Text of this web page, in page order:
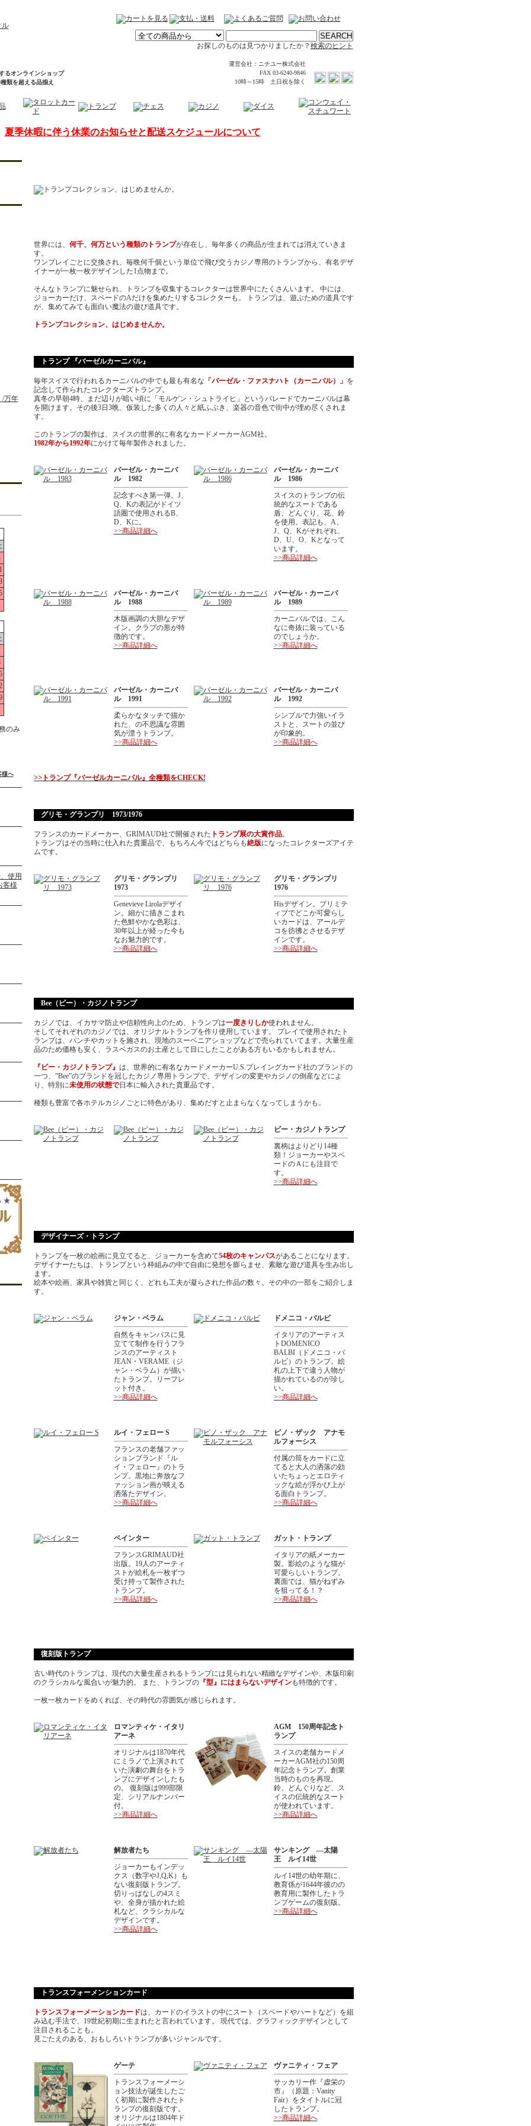
お探しのものは見つかりましたか？ 検索のヒント
運営会社：ニチユー株式会社
FAX 03-6240-9846
10時～15時 土日祝を除く
るオンラインショップ
類を超える品揃え
夏季休暇に伴う休業のお知らせと配送スケジュールについて
/万年
のみ
様へ
世界には、 何千、何万という種類のトランプが存在し、毎年多くの商品が生まれては消えていきま
す。
ワンプレイごとに交換され、毎晩何千個という単位で飛び交うカジノ専用のトランプから、有名デザ
イナーが一枚一枚デザインした1点物まで。
そんなトランプに魅せられ、トランプを収集するコレクターは世界中にたくさんいます。 中には、
ジョーカーだけ、スペードのAだけを集めたりするコレクターも。 トランプは、遊ぶための道具です
が、集めてみても面白い魔法の遊び道具です。
トランプコレクション、はじめませんか。
トランプ 『バーゼルカーニバル』
毎年スイスで行われるカーニバルの中でも最も有名な 「バーゼル・ファスナハト（カーニバル）」 を
記念して作られたコレクターズトランプ。
真冬の早朝4時、まだ辺りが暗い頃に「モルゲン・シュトライヒ」というパレードでカーニバルは幕
を開けます。その後3日3晩、仮装した多くの人々と紙ふぶき、楽器の音色で街中が埋め尽くされま
す。
このトランプの製作は、スイスの世界的に有名なカードメーカーAGM社。
1982年から1992年にかけて毎年製作されました。
バーゼル・カーニバ
ル 1982
記念すべき第一弾。J、
Q、Kの表記がドイツ
語圏で使用されるB、
D、Kに。
>>商品詳細へ
バーゼル・カーニバ
ル 1986
スイスのトランプの伝
統的なスートである
盾、どんぐり、花、鈴
を使用。表記も、A、
J、Q、Kがそれぞれ、
D、U、O、Kとなって
います。
>>商品詳細へ
バーゼル・カーニバ
ル 1988
木版画調の大胆なデザ
イン。クラブの形が特
徴的です。
>>商品詳細へ
バーゼル・カーニバ
ル 1989
カーニバルでは、こん
なに奇抜に装っている
のでしょうか。
>>商品詳細へ
バーゼル・カーニバ
ル 1991
柔らかなタッチで描か
れた、の不思議な雰囲
気が漂うトランプ。
>>商品詳細へ
バーゼル・カーニバ
ル 1992
シンプルで力強いイラ
ストと、スートの並び
が印象的。
>>商品詳細へ
>>トランプ『バーゼルカーニバル』全種類をCHECK!
グリモ・グランプリ 1973/1976
フランスのカードメーカー、GRIMAUD社で開催された トランプ展の大賞作品。
トランプはその当時に仕入れた貴重品で、もちろん今ではどちらも絶版になったコレクターズアイテ
ムです。
グリモ・グランプリ
1973
Genevieve Lirolaデザイ
ン。細かに描きこまれ
た色鮮やかな色彩は、
30年以上が経った今も
なお魅力的です。
>>商品詳細へ
グリモ・グランプリ
1976
Hisデザイン。プリミテ
ィブでどこか可愛らし
いカードは、アールデ
コを彷彿とさせるデザ
インです。
>>商品詳細へ
Bee（ビー）・カジノトランプ
カジノでは、イカサマ防止や信頼性向上のため、トランプは一度きりしか使われません。
そしてそれぞれのカジノでは、オリジナルトランプを作り使用しています。 プレイで使用されたト
ランプは、パンチやカットを施され、現地のスーベニアショップなどで売られていてます。大量生産
品のため価格も安く、ラスベガスのお土産として目にしたことがある方もいるかもしれません。
『ビー・カジノトランプ』 は、世界的に有名なカードメーカーU.S.プレイングカード社のブランドの
一つ、”Bee”のブランドを冠したカジノ専用トランプで、デザインの変更やカジノの倒産などによ
り、特別に未使用の状態で日本に輸入された貴重品です。
種類も豊富で各ホテルカジノごとに特色があり、集めだすと止まらなくなってしまうかも。
ビー・カジノ トランプ
裏柄はよりどり14種
類！ジョーカーやスペ
ードのＡにも注目で
す。
>>商品詳細へ
デザイナーズ・トランプ
トランプを一枚の絵画に見立てると、ジョーカーを含めて54枚のキャンパスがあることになります。
デザイナーたちは、トランプという枠組みの中で自由に発想を膨らませ、素敵な遊び道具を生み出し
ます。
絵本や絵画、家具や雑貨と同じく、どれも工夫が凝らされた作品の数々。その中の一部をご紹介しま
す。
ジャン・ベラム
自然をキャンバスに見
立てて制作を行うフラ
ンスのアーティスト
JEAN・VERAME（ジ
ャン・ベラム）が描い
たトランプ。リーフレ
ット付き。
>>商品詳細へ
ドメニコ・バルビ
イタリアのアーティス
トDOMENICO
BALBI（ドメニコ・バ
ルビ）のトランプ。絵
札の上下で違う人物が
描かれているのが珍し
い。
>>商品詳細へ
ルイ・フェロー S
フランスの老舗ファッ
ションブランド『ル
イ・フェロー』のトラ
ンプ。黒地に奔放なフ
ァッション画が映える
洒落たデザイン。
>>商品詳細へ
ピノ・ザック アナモ
ルフォーシス
付属の筒をカードに立
てると大人の洒落の効
いたちょっとエロティ
ックな絵が浮かび上が
る面白トランプ。
>>商品詳細へ
ペインター
フランスGRIMAUD社
出版。19人のアーティ
ストが絵札を一枚ずつ
受け持って製作された
トランプ。
>>商品詳細へ
ガット・トランプ
イタリアの紙メーカー
製。影絵のような猫が
可愛らしいトランプ。
裏面では、猫がねずみ
を狙ってる！？
>>商品詳細へ
復刻版トランプ
古い時代のトランプは、現代の大量生産されるトランプには見られない精緻なデザインや、木版印刷
のクラシカルな風合いが魅力的。 また、トランプの『型』にはまらないデザインも特徴的です。
一枚一枚カードをめくれば、その時代の雰囲気が感じられます。
ロマンティケ・イタリ
アーネ
オリジナルは1870年代
にミラノで上演されて
いた演劇の舞台をトラ
ンプにデザインしたも
の。 復刻版は999部限
定、シリアルナンバー
付。
>>商品詳細へ
AGM 150周年記念ト
ランプ
スイスの老舗カードメ
ーカーAGM社の150周
年記念トランプ。創業
当時のものを再現。
鈴、どんぐりなど、ス
イスの伝統的なスート
が使われています。
>>商品詳細へ
解放者たち
ジョーカーもインデッ
クス（数字やJ,Q,K）も
ない復刻版トランプ。
切りっぱなしの4スミ
や、全身が描かれた絵
札など、クラシカルな
デザインです。
>>商品詳細へ
サンキング ―太陽
王 ルイ14世
ルイ14世の幼年期に、
教育係が1644年彼のの
教育用に製作したトラ
ンプゲームの復刻版。
>>商品詳細へ
トランスフォーメンションカード
トランスフォーメーションカードは、カードのイラストの中にスート（スペードやハートなど）を組
み込む手法で、19世紀初期に生まれたと言われています。 現代では、グラフィックデザインとして
注目されることも。
見ごたえのある、おもしろいトランプが多いジャンルです。
ゲーテ
トランスフォーメーシ
ョン技法が誕生したご
く初期に製作されたト
ランプの復刻版です。
オリジナルは1804年ド
ヴァニティ・フェア
サッカリー作『虚栄の
市』（原題：Vanity
Fair）をタイトルに冠
したトランプ。
>>商品詳細へ